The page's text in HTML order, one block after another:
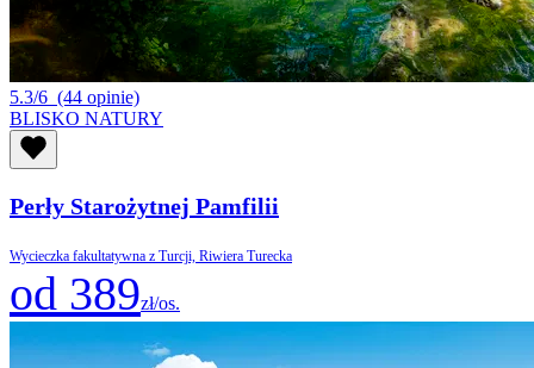
5.3/6 (44 opinie)
BLISKO NATURY
Perły Starożytnej Pamfilii
Wycieczka fakultatywna z Turcji, Riwiera Turecka
od 389zł/os.